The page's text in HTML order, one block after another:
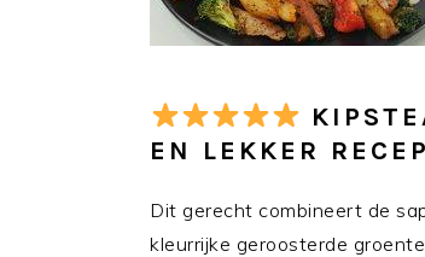
EN LEKKER
Dit gerecht combineert de
kleurrijke geroosterde